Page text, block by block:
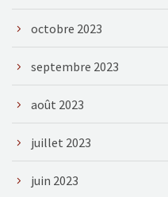
octobre 2023
septembre 2023
août 2023
juillet 2023
juin 2023